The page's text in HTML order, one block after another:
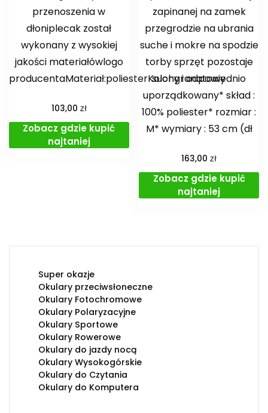
przenoszenia w
dłoniplecak został
wykonany z wysokiej
jakości materiałówlogo
producentaMateriał:poliesterKolor:granatowy
103,00 zł
Zobacz gdzie kupić
najtaniej
zapinanej na zamek
przegrodzie na ubrania
suche i mokre na spodzie
torby sprzęt pozostaje
suchy i odpowiednio
uporządkowany* skład :
100% poliester* rozmiar :
M* wymiary : 53 cm (dł
163,00zł
Zobacz gdzie kupić
najtaniej
Super okazje
Okulary przeciwsłoneczne
Okulary Fotochromowe
Okulary Polaryzacyjne
Okulary Sportowe
Okulary Rowerowe
Okulary do jazdy nocą
Okulary Wysokogórskie
Okulary do Czytania
Okulary do Komputera